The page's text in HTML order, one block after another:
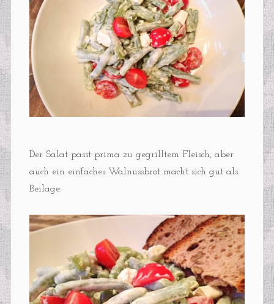
Der Salat passt prima zu gegrilltem Fleisch, aber
auch ein einfaches Walnussbrot macht sich gut als
Beilage: